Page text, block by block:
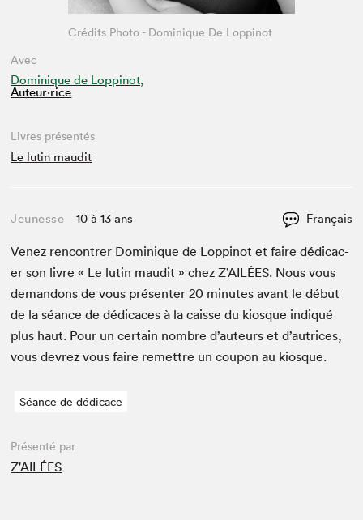
Avec
Dominique de Loppinot,
Auteur·rice
Crédits Photo - Dominique De Loppinot
Livres présentés
Le lutin maudit
Jeunesse 10 à 13 ans Français
Venez ren­con­tr­er Dominique de Lop­pinot et faire dédi­cac­
er son livre « Le lutin mau­dit » chez Z’AILÉES. Nous vous
deman­dons de vous présen­ter20 min­utes avant le début
de la séance de dédi­caces à la caisse du kiosque indiqué
plus haut. Pour un cer­tain nom­bre d’auteurs et d’autrices,
vous devrez vous faire remet­tre un coupon au kiosque.
Séance de dédicace
Présenté par
Z'AILÉES